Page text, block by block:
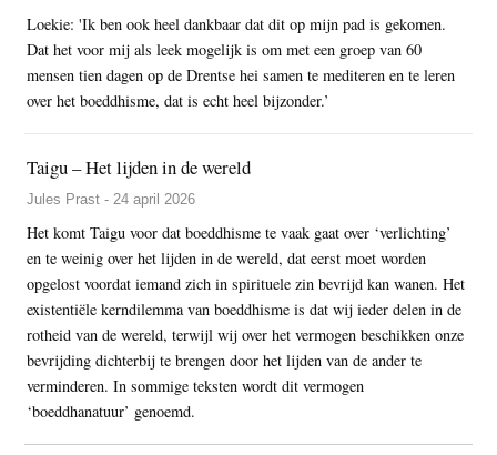
Loekie: 'Ik ben ook heel dankbaar dat dit op mijn pad is gekomen.
Dat het voor mij als leek mogelijk is om met een groep van 60
mensen tien dagen op de Drentse hei samen te mediteren en te leren
over het boeddhisme, dat is echt heel bijzonder.’
Taigu – Het lijden in de wereld
Jules Prast - 24 april 2026
Het komt Taigu voor dat boeddhisme te vaak gaat over ‘verlichting’
en te weinig over het lijden in de wereld, dat eerst moet worden
opgelost voordat iemand zich in spirituele zin bevrijd kan wanen. Het
existentiële kerndilemma van boeddhisme is dat wij ieder delen in de
rotheid van de wereld, terwijl wij over het vermogen beschikken onze
bevrijding dichterbij te brengen door het lijden van de ander te
verminderen. In sommige teksten wordt dit vermogen
‘boeddhanatuur’ genoemd.